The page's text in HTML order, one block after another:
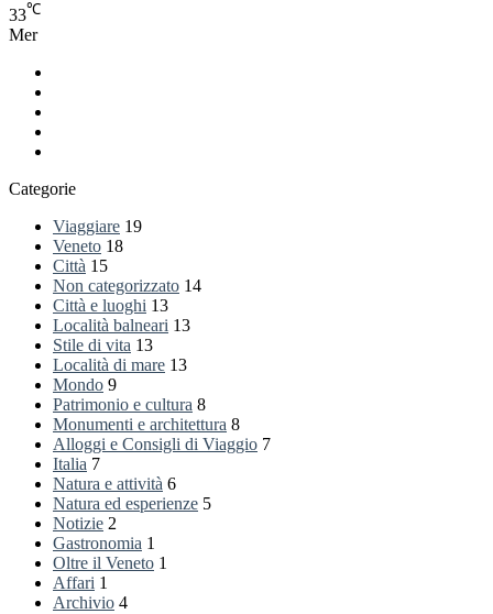
33℃
Mer
Categorie
Viaggiare 19
Veneto 18
Città 15
Non categorizzato 14
Città e luoghi 13
Località balneari 13
Stile di vita 13
Località di mare 13
Mondo 9
Patrimonio e cultura 8
Monumenti e architettura 8
Alloggi e Consigli di Viaggio 7
Italia 7
Natura e attività 6
Natura ed esperienze 5
Notizie 2
Gastronomia 1
Oltre il Veneto 1
Affari 1
Archivio 4